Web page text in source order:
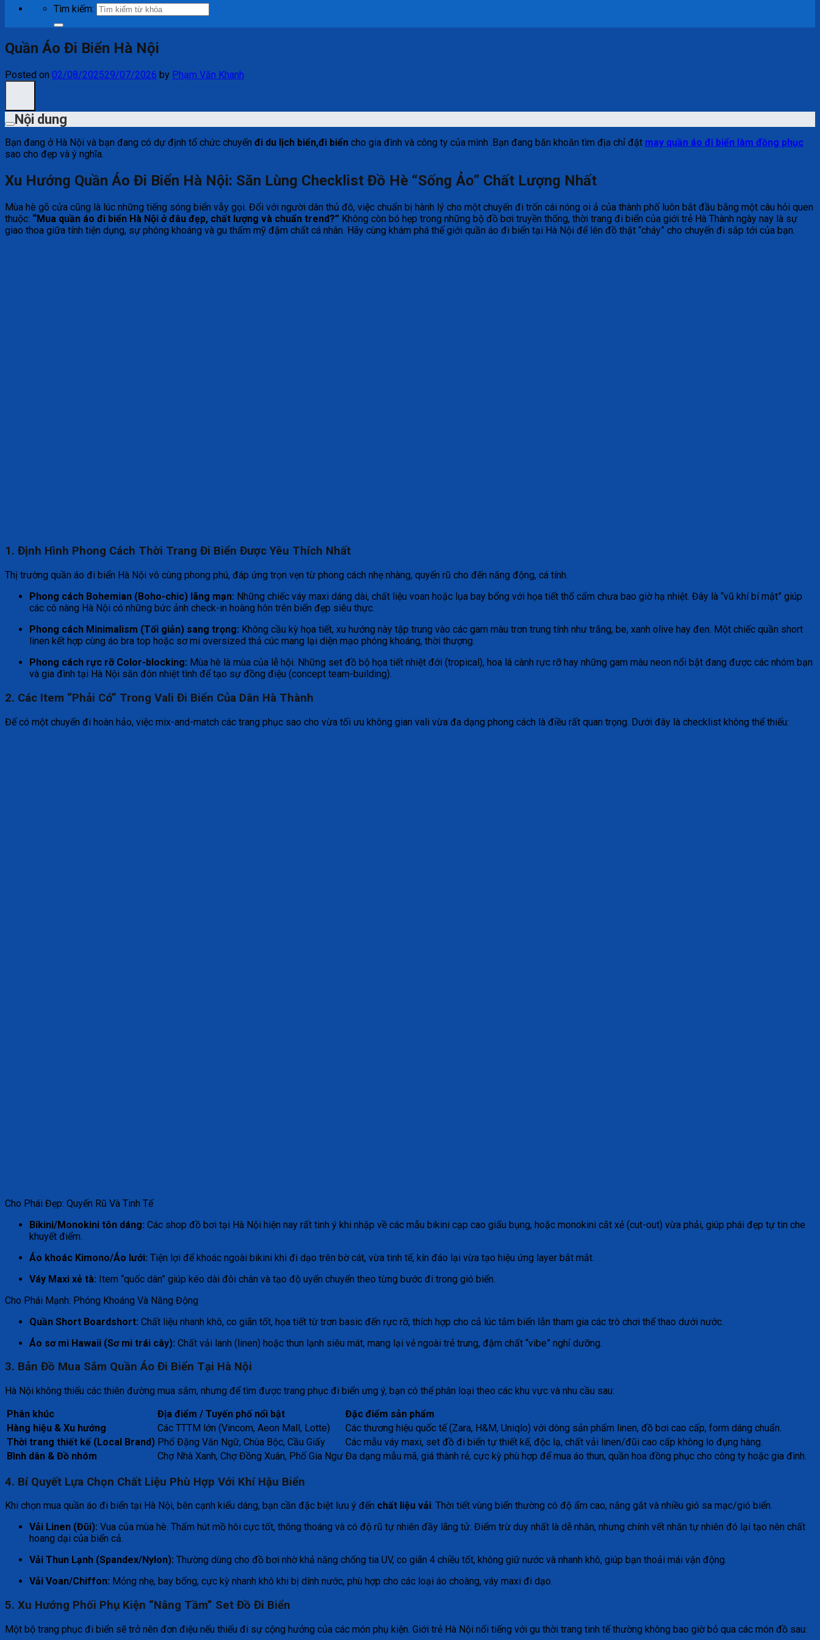
Tìm kiếm:
Quần Áo Đi Biển Hà Nội
Posted on 02/08/202529/07/2026 by Phạm Văn Khanh
Nội dung
Bạn đang ở Hà Nội và bạn đang có dự định tổ chức chuyến đi du lịch biển,đi biển cho gia đình và công ty của mình .Bạn đang băn khoăn tìm địa chỉ đặt may quần áo đi biển làm đồng phục
sao cho đẹp và ý nghĩa.
Xu Hướng Quần Áo Đi Biển Hà Nội: Săn Lùng Checklist Đồ Hè “Sống Ảo” Chất Lượng Nhất
Mùa hè gõ cửa cũng là lúc những tiếng sóng biển vẫy gọi. Đối với người dân thủ đô, việc chuẩn bị hành lý cho một chuyến đi trốn cái nóng oi ả của thành phố luôn bắt đầu bằng một câu hỏi quen
thuộc: “Mua quần áo đi biển Hà Nội ở đâu đẹp, chất lượng và chuẩn trend?” Không còn bó hẹp trong những bộ đồ bơi truyền thống, thời trang đi biển của giới trẻ Hà Thành ngày nay là sự
giao thoa giữa tính tiện dụng, sự phóng khoáng và gu thẩm mỹ đậm chất cá nhân. Hãy cùng khám phá thế giới quần áo đi biển tại Hà Nội để lên đồ thật “cháy” cho chuyến đi sắp tới của bạn.
1. Định Hình Phong Cách Thời Trang Đi Biển Được Yêu Thích Nhất
Thị trường quần áo đi biển Hà Nội vô cùng phong phú, đáp ứng trọn vẹn từ phong cách nhẹ nhàng, quyến rũ cho đến năng động, cá tính.
Phong cách Bohemian (Boho-chic) lãng mạn: Những chiếc váy maxi dáng dài, chất liệu voan hoặc lụa bay bổng với họa tiết thổ cẩm chưa bao giờ hạ nhiệt. Đây là “vũ khí bí mật” giúp
các cô nàng Hà Nội có những bức ảnh check-in hoàng hôn trên biển đẹp siêu thực.
Phong cách Minimalism (Tối giản) sang trọng: Không cầu kỳ họa tiết, xu hướng này tập trung vào các gam màu trơn trung tính như trắng, be, xanh olive hay đen. Một chiếc quần short
linen kết hợp cùng áo bra top hoặc sơ mi oversized thả cúc mang lại diện mạo phóng khoáng, thời thượng.
Phong cách rực rỡ Color-blocking: Mùa hè là mùa của lễ hội. Những set đồ bộ họa tiết nhiệt đới (tropical), hoa lá cành rực rỡ hay những gam màu neon nổi bật đang được các nhóm bạn
và gia đình tại Hà Nội săn đón nhiệt tình để tạo sự đồng điệu (concept team-building).
2. Các Item “Phải Có” Trong Vali Đi Biển Của Dân Hà Thành
Để có một chuyến đi hoàn hảo, việc mix-and-match các trang phục sao cho vừa tối ưu không gian vali vừa đa dạng phong cách là điều rất quan trọng. Dưới đây là checklist không thể thiếu:
Cho Phái Đẹp: Quyến Rũ Và Tinh Tế
Bikini/Monokini tôn dáng: Các shop đồ bơi tại Hà Nội hiện nay rất tinh ý khi nhập về các mẫu bikini cạp cao giấu bụng, hoặc monokini cắt xẻ (cut-out) vừa phải, giúp phái đẹp tự tin che
khuyết điểm.
Áo khoác Kimono/Áo lưới: Tiện lợi để khoác ngoài bikini khi đi dạo trên bờ cát, vừa tinh tế, kín đáo lại vừa tạo hiệu ứng layer bắt mắt.
Váy Maxi xẻ tà: Item “quốc dân” giúp kéo dài đôi chân và tạo độ uyển chuyển theo từng bước đi trong gió biển.
Cho Phái Mạnh: Phóng Khoáng Và Năng Động
Quần Short Boardshort: Chất liệu nhanh khô, co giãn tốt, họa tiết từ trơn basic đến rực rỡ, thích hợp cho cả lúc tắm biển lẫn tham gia các trò chơi thể thao dưới nước.
Áo sơ mi Hawaii (Sơ mi trái cây): Chất vải lanh (linen) hoặc thun lạnh siêu mát, mang lại vẻ ngoài trẻ trung, đậm chất “vibe” nghỉ dưỡng.
3. Bản Đồ Mua Sắm Quần Áo Đi Biển Tại Hà Nội
Hà Nội không thiếu các thiên đường mua sắm, nhưng để tìm được trang phục đi biển ưng ý, bạn có thể phân loại theo các khu vực và nhu cầu sau:
Phân khúc
Địa điểm / Tuyến phố nổi bật
Đặc điểm sản phẩm
Hàng hiệu & Xu hướng
Các TTTM lớn (Vincom, Aeon Mall, Lotte)
Các thương hiệu quốc tế (Zara, H&M, Uniqlo) với dòng sản phẩm linen, đồ bơi cao cấp, form dáng chuẩn.
Thời trang thiết kế (Local Brand) Phố Đặng Văn Ngữ, Chùa Bộc, Cầu Giấy
Các mẫu váy maxi, set đồ đi biển tự thiết kế, độc lạ, chất vải linen/đũi cao cấp không lo đụng hàng.
Bình dân & Đồ nhóm
Chợ Nhà Xanh, Chợ Đồng Xuân, Phố Gia Ngư Đa dạng mẫu mã, giá thành rẻ, cực kỳ phù hợp để mua áo thun, quần hoa đồng phục cho công ty hoặc gia đình.
4. Bí Quyết Lựa Chọn Chất Liệu Phù Hợp Với Khí Hậu Biển
Khi chọn mua quần áo đi biển tại Hà Nội, bên cạnh kiểu dáng, bạn cần đặc biệt lưu ý đến chất liệu vải. Thời tiết vùng biển thường có độ ẩm cao, nắng gắt và nhiều gió sa mạc/gió biển.
Vải Linen (Đũi): Vua của mùa hè. Thấm hút mồ hôi cực tốt, thông thoáng và có độ rũ tự nhiên đầy lãng tử. Điểm trừ duy nhất là dễ nhăn, nhưng chính vết nhăn tự nhiên đó lại tạo nên chất
hoang dại của biển cả.
Vải Thun Lạnh (Spandex/Nylon): Thường dùng cho đồ bơi nhờ khả năng chống tia UV, co giãn 4 chiều tốt, không giữ nước và nhanh khô, giúp bạn thoải mái vận động.
Vải Voan/Chiffon: Mỏng nhẹ, bay bổng, cực kỳ nhanh khô khi bị dính nước, phù hợp cho các loại áo choàng, váy maxi đi dạo.
5. Xu Hướng Phối Phụ Kiện “Nâng Tầm” Set Đồ Đi Biển
Một bộ trang phục đi biển sẽ trở nên đơn điệu nếu thiếu đi sự cộng hưởng của các món phụ kiện. Giới trẻ Hà Nội nổi tiếng với gu thời trang tinh tế thường không bao giờ bỏ qua các món đồ sau: